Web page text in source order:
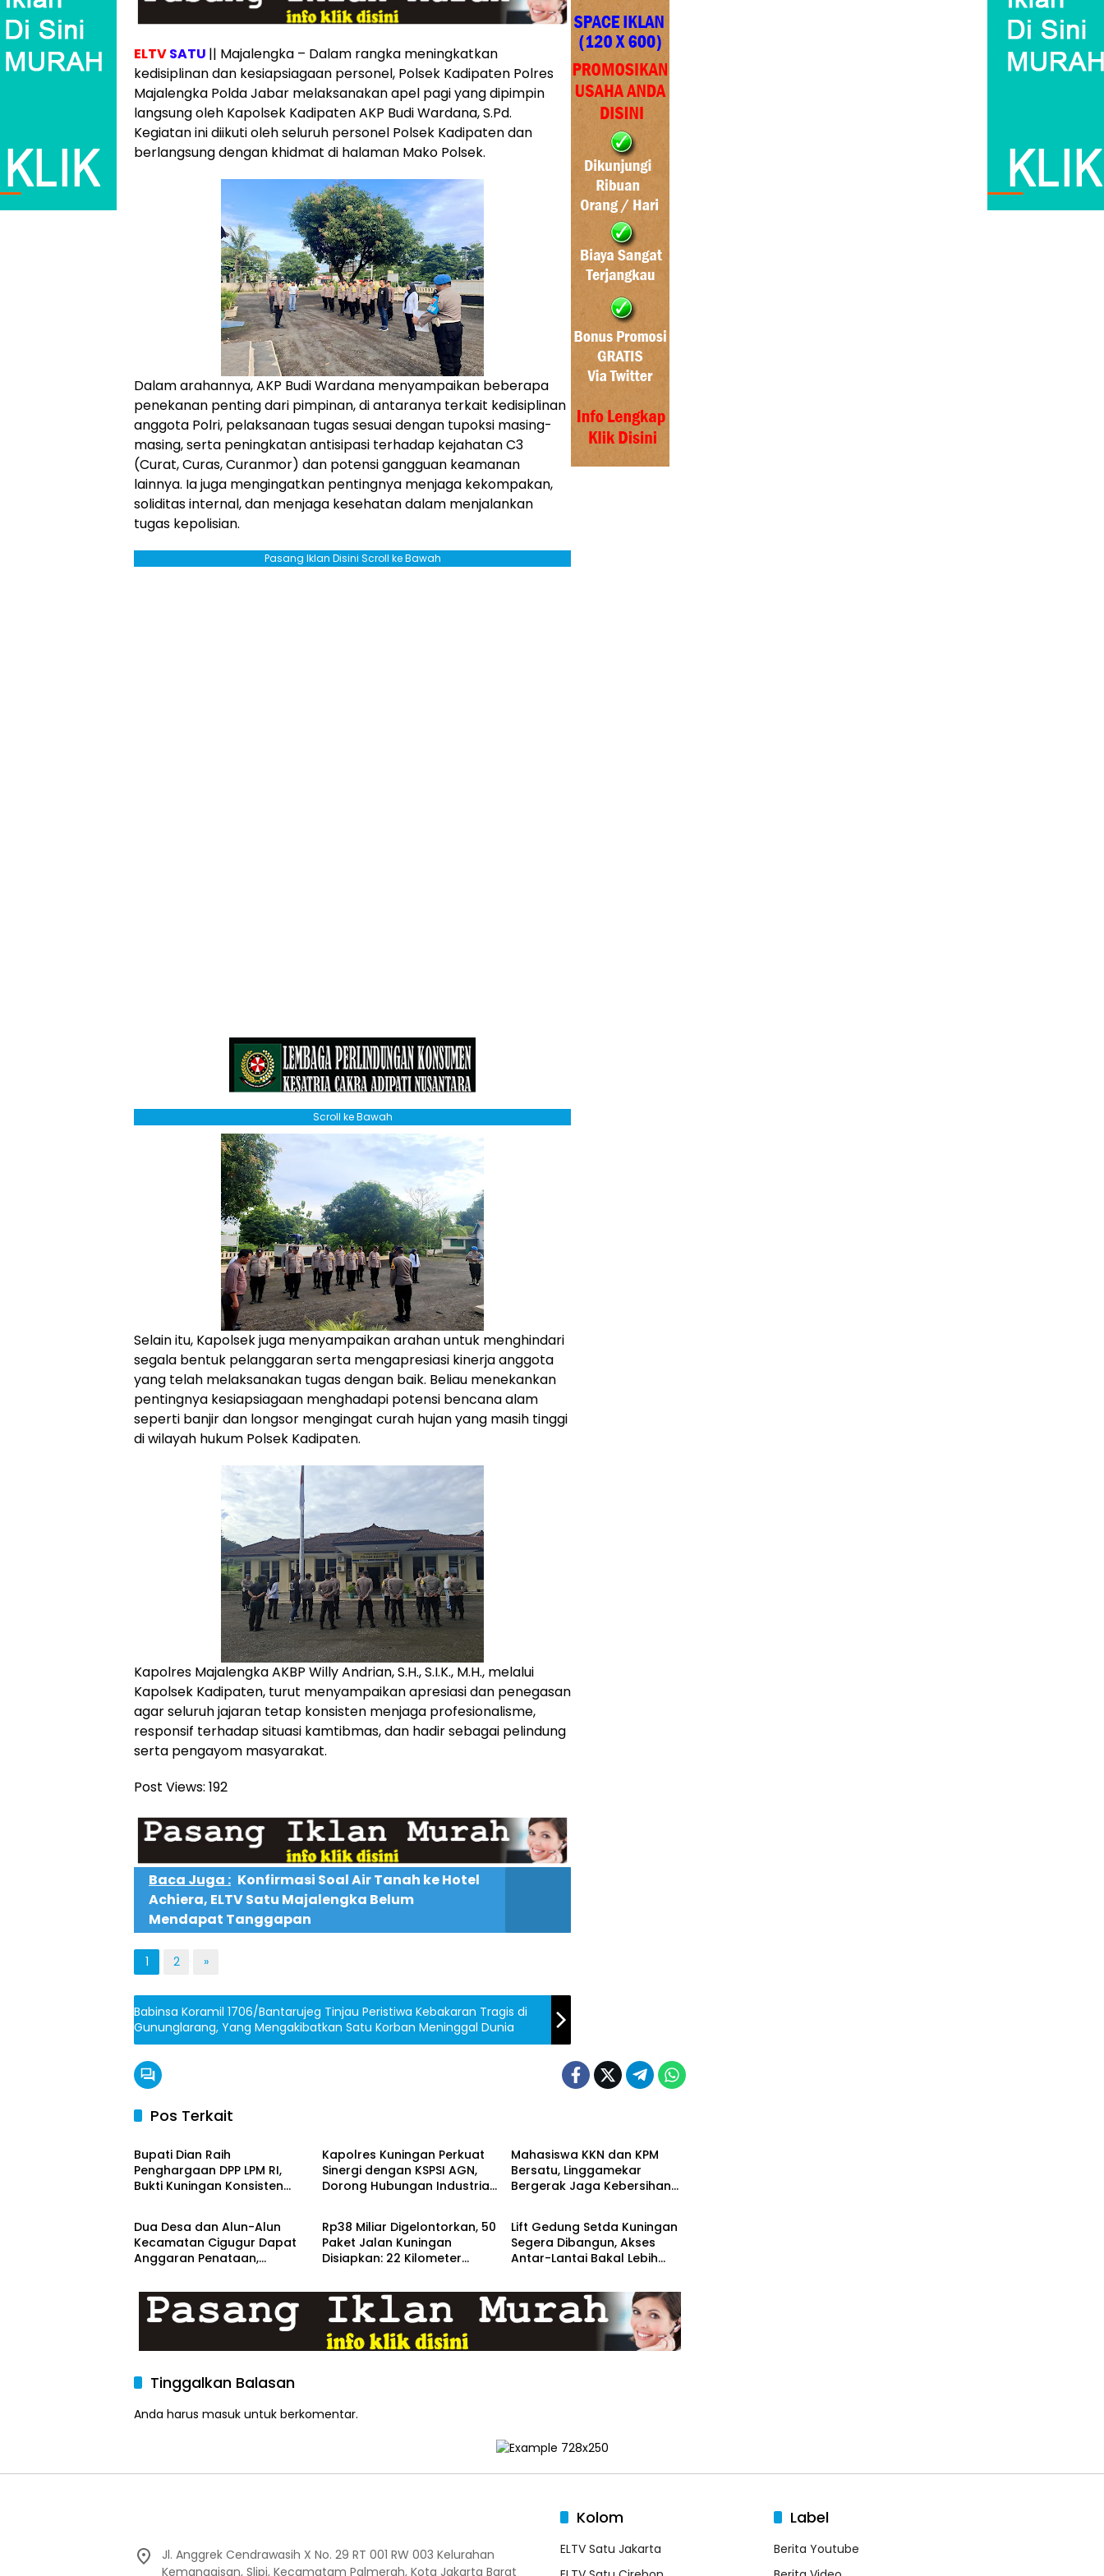
ELTVSATU || Majalengka – Dalam rangka meningkatkan
kedisiplinan dan kesiapsiagaan personel, Polsek Kadipaten Polres
Majalengka Polda Jabar melaksanakan apel pagi yang dipimpin
langsung oleh Kapolsek Kadipaten AKP Budi Wardana, S.Pd.
Kegiatan ini diikuti oleh seluruh personel Polsek Kadipaten dan
berlangsung dengan khidmat di halaman Mako Polsek.
Dalam arahannya, AKP Budi Wardana menyampaikan beberapa
penekanan penting dari pimpinan, di antaranya terkait kedisiplinan
anggota Polri, pelaksanaan tugas sesuai dengan tupoksi masing-
masing, serta peningkatan antisipasi terhadap kejahatan C3
(Curat, Curas, Curanmor) dan potensi gangguan keamanan
lainnya. Ia juga mengingatkan pentingnya menjaga kekompakan,
soliditas internal, dan menjaga kesehatan dalam menjalankan
tugas kepolisian.
Pasang Iklan Disini Scroll ke Bawah
Scroll ke Bawah
Selain itu, Kapolsek juga menyampaikan arahan untuk menghindari
segala bentuk pelanggaran serta mengapresiasi kinerja anggota
yang telah melaksanakan tugas dengan baik. Beliau menekankan
pentingnya kesiapsiagaan menghadapi potensi bencana alam
seperti banjir dan longsor mengingat curah hujan yang masih tinggi
di wilayah hukum Polsek Kadipaten.
Kapolres Majalengka AKBP Willy Andrian, S.H., S.I.K., M.H., melalui
Kapolsek Kadipaten, turut menyampaikan apresiasi dan penegasan
agar seluruh jajaran tetap konsisten menjaga profesionalisme,
responsif terhadap situasi kamtibmas, dan hadir sebagai pelindung
serta pengayom masyarakat.
Post Views: 192
Baca Juga : Konfirmasi Soal Air Tanah ke Hotel
Achiera, ELTV Satu Majalengka Belum
Mendapat Tanggapan
1 2 »
Babinsa Koramil 1706/Bantarujeg Tinjau Peristiwa Kebakaran Tragis di
Gununglarang, Yang Mengakibatkan Satu Korban Meninggal Dunia
Pos Terkait
Daerah
Bupati Dian Raih
Penghargaan DPP LPM RI,
Bukti Kuningan Konsisten
Kapolres Kuningan Perkuat
Sinergi dengan KSPSI AGN,
Dorong Hubungan Industrial
Mahasiswa KKN dan KPM
Bersatu, Linggamekar
Bergerak Jaga Kebersihan
Daerah
Dua Desa dan Alun-Alun
Kecamatan Cigugur Dapat
Anggaran Penataan,
Publik yang Lebih Terang
dan Nyaman
Daerah
Rp38 Miliar Digelontorkan, 50
Paket Jalan Kuningan
Disiapkan: 22 Kilometer
Daerah
Lift Gedung Setda Kuningan
Segera Dibangun, Akses
Antar-Lantai Bakal Lebih
Tinggalkan Balasan
Anda harus masuk untuk berkomentar.
Jl. Anggrek Cendrawasih X No. 29 RT 001 RW 003 Kelurahan
Kemanggisan, Slipi, Kecamatam Palmerah, Kota Jakarta Barat
Kolom
ELTV Satu Jakarta
Label
Berita Youtube